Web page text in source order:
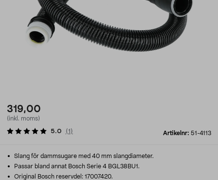
319,00
(inkl. moms)
Artikelnr: 51-4113
5.0 (1 )
Slang för dammsugare med 40 mm slangdiameter.
Passar bland annat Bosch Serie 4 BGL38BU1.
Original Bosch reservdel: 17007420.